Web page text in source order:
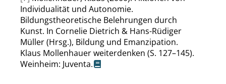
Individualität und Autonomie.
Bildungstheoretische Belehrungen durch
Kunst. In Cornelie Dietrich & Hans-Rüdiger
Müller (Hrsg.), Bildung und Emanzipation.
Klaus Mollenhauer weiterdenken (S. 127–145).
Weinheim: Juventa.